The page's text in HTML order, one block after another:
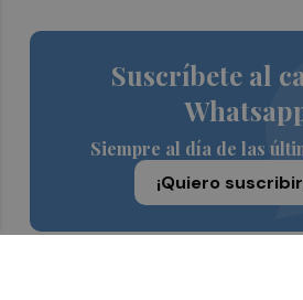
Suscríbete al
Siempre al día de las
¡Quiero